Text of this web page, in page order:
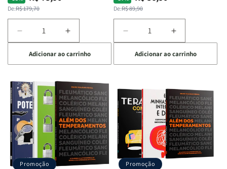
normal
De:R$ 179,70
promocional
Diminuir
a
quantidade
de
Raizes
da
Alma
|
O
Vício
Agradar
Aumentar
a
quantidade
de
Raizes
da
Alma
|
O
Vício
de
Agradar
Adicionar ao carrinho
normal
De:R$ 89,90
promocional
Diminuir
a
quantidade
de
Quarto
de
Guerra
Livro
+
Devocional
Aumentar
a
quantidade
de
Quarto
de
Guerra
|
Livro
+
Devocional
Adicionar ao carrinho
Promoção Promoção